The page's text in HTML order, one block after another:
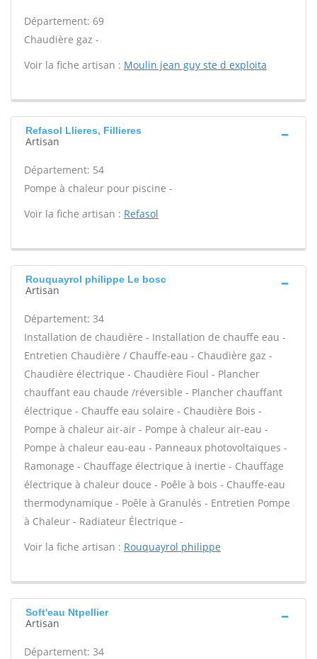
Département: 69
Chaudière gaz -
Voir la fiche artisan : Moulin jean guy ste d exploita
Refasol Llieres, Fillieres
Artisan
Département: 54
Pompe à chaleur pour piscine -
Voir la fiche artisan : Refasol
Rouquayrol philippe Le bosc
Artisan
Département: 34
Installation de chaudière - Installation de chauffe eau -
Entretien Chaudière / Chauffe-eau - Chaudière gaz -
Chaudière électrique - Chaudière Fioul - Plancher
chauffant eau chaude /réversible - Plancher chauffant
électrique - Chauffe eau solaire - Chaudière Bois -
Pompe à chaleur air-air - Pompe à chaleur air-eau -
Pompe à chaleur eau-eau - Panneaux photovoltaïques -
Ramonage - Chauffage électrique à inertie - Chauffage
électrique à chaleur douce - Poêle à bois - Chauffe-eau
thermodynamique - Poêle à Granulés - Entretien Pompe
à Chaleur - Radiateur Électrique -
Voir la fiche artisan : Rouquayrol philippe
Soft'eau Ntpellier
Artisan
Département: 34